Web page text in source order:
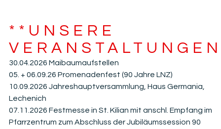
**UNSERE
30.04.2026 Maibaumaufstellen
05. + 06.09.26 Promenadenfest (90 Jahre LNZ)
10.09.2026 Jahreshauptversammlung, Haus Germania,
Lechenich
07.11.2026 Festmesse in St. Kilian mit anschl. Empfang im
Pfarrzentrum zum Abschluss der Jubiläumssession 90